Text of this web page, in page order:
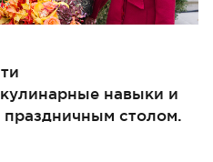
навыки и
столом.